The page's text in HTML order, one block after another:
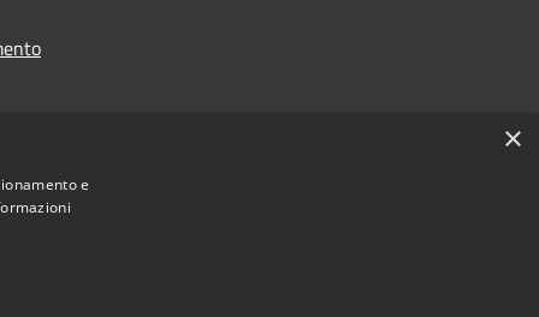
×
e